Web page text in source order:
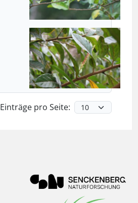
Einträge pro Seite: